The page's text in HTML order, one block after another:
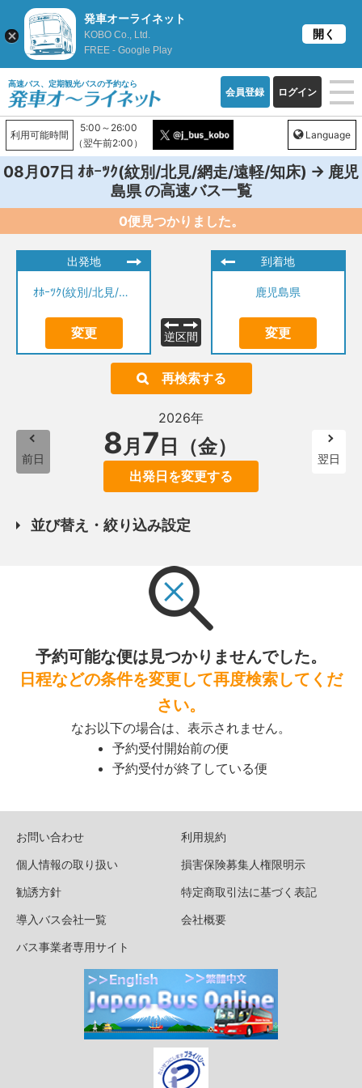
高速バス、定期観光バスの予約なら
会員登録 ログイン
利用可能時間
5:00～26:00
（翌午前2:00）
Language
08月07日 ｵﾎｰﾂｸ(紋別/北見/網走/遠軽/知床) → 鹿児
島県の高速バス一覧
0便見つかりました。
出発地
ｵﾎｰﾂｸ(紋別/北見/網走/遠軽/知床)
変更 逆区間
到着地
鹿児島県
変更
再検索する
前日
2026年
8月 7 日（金）
出発日を変更する
翌日
並び替え・絞り込み設定
予約可能な便は見つかりませんでした。
日程などの条件を変更して再度検索してくだ
さい。
なお以下の場合は、表示されません。
予約受付開始前の便
予約受付が終了している便
お問い合わせ
利用規約
個人情報の取り扱い
損害保険募集人権限明示
勧誘方針
特定商取引法に基づく表記
導入バス会社一覧
会社概要
バス事業者専用サイト
発車オーライネット
KOBO Co., Ltd.
FREE - Google Play
開く